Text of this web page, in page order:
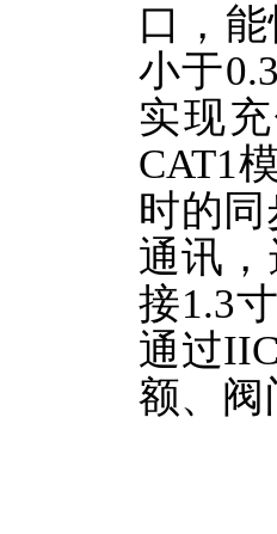
口，
小于
实现
CAT1
时的
通讯
接1.3
通过
额、阀